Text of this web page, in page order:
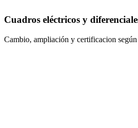
Cuadros eléctricos y
Cambio, ampliación y certificacion